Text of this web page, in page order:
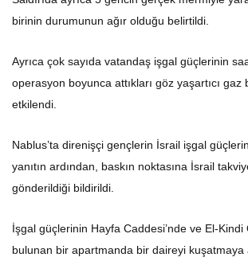
birinin durumunun ağır olduğu belirtildi.
Ayrıca çok sayıda vatandaş işgal güçlerinin
operasyon boyunca attıkları göz yaşartıcı gaz
etkilendi.
Nablus’ta direnişçi gençlerin İsrail işgal
yanıtın ardından, baskın noktasına İsrail
gönderildiği bildirildi.
İşgal güçlerinin Hayfa Caddesi’nde ve El-Kindi
bulunan bir apartmanda bir daireyi kuşatmaya